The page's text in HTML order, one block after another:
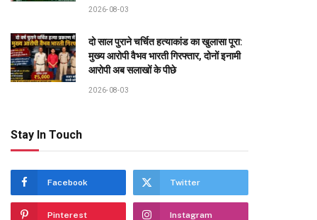
2026-08-03
दो साल पुराने चर्चित हत्याकांड का खुलासा पूरा:
मुख्य आरोपी वैभव भारती गिरफ्तार, दोनों इनामी
आरोपी अब सलाखों के पीछे
2026-08-03
Stay In Touch
Facebook Twitter
Pinterest Instagram